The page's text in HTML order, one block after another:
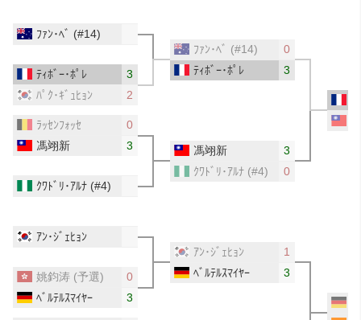
ﾌｧﾝ･ﾍﾞ (#14)
ﾃｨﾎﾞｰ･ﾎﾟﾚ
3
ﾊﾟｸ･ｷﾞｭﾋｮﾝ
2
ﾗｯｾﾝﾌｫｯｾ
0
馮翊新
3
ｸﾜﾄﾞﾘ･ｱﾙﾅ(#4)
ｱﾝ･ｼﾞｪﾋｮﾝ
姚鈞涛(予選)
0
ﾍﾞﾙﾃﾙｽﾏｲﾔｰ
3
ﾌｧﾝ･ﾍﾞ (#14)
0
ﾃｨﾎﾞｰ･ﾎﾟﾚ
3
馮翊新
3
ｸﾜﾄﾞﾘ･ｱﾙﾅ(#4) 0
ｱﾝ･ｼﾞｪﾋｮﾝ
1
ﾍﾞﾙﾃﾙｽﾏｲﾔｰ
3